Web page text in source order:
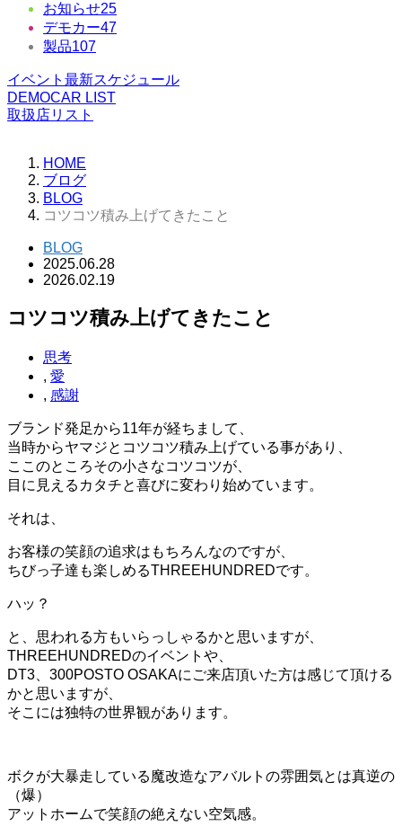
お知らせ25
デモカー47
製品107
イベント最新スケジュール
DEMOCAR LIST
取扱店リスト
HOME
ブログ
BLOG
コツコツ積み上げてきたこと
BLOG
2025.06.28
2026.02.19
コツコツ積み上げてきたこと
思考
, 愛
, 感謝
ブランド発足から11年が経ちまして、
当時からヤマジとコツコツ積み上げている事があり、
ここのところその小さなコツコツが、
目に見えるカタチと喜びに変わり始めています。
それは、
お客様の笑顔の追求はもちろんなのですが、
ちびっ子達も楽しめるTHREEHUNDREDです。
ハッ？
と、思われる方もいらっしゃるかと思いますが、
THREEHUNDREDのイベントや、
DT3、300POSTO OSAKAにご来店頂いた方は感じて頂ける
かと思いますが、
そこには独特の世界観があります。
ボクが大暴走している魔改造なアバルトの雰囲気とは真逆の
（爆）
アットホームで笑顔の絶えない空気感。